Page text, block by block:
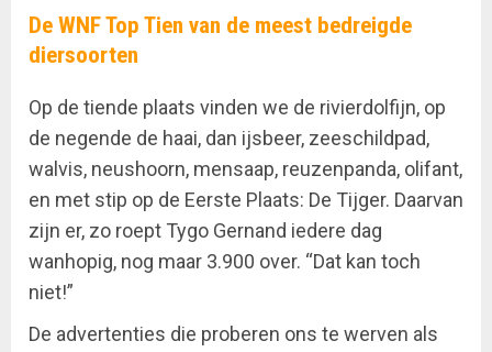
De WNF Top Tien van de meest bedreigde
diersoorten
Op de tiende plaats vinden we de rivierdolfijn, op
de negende de haai, dan ijsbeer, zeeschildpad,
walvis, neushoorn, mensaap, reuzenpanda, olifant,
en met stip op de Eerste Plaats: De Tijger. Daarvan
zijn er, zo roept Tygo Gernand iedere dag
wanhopig, nog maar 3.900 over. “Dat kan toch
niet!”
De advertenties die proberen ons te werven als